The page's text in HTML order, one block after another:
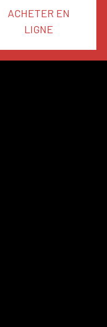
ACHETER EN
LIGNE